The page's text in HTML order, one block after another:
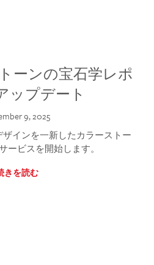
ーンの宝石学レポ
ップデート
9, 2025
インを一新したカラーストー
ービスを開始します。
きを読む